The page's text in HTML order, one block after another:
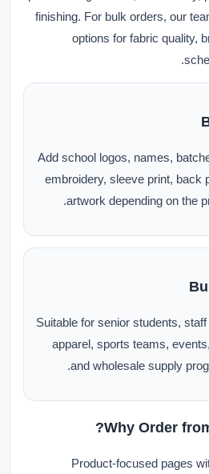
finishing. For bulk orders, our
options for fabric quality,
Add school logos, names,
embroidery, sleeve print, back
artwork depending on the
Suitable for senior students,
apparel, sports teams,
and wholesale supply
Why Order
Product-focused pages